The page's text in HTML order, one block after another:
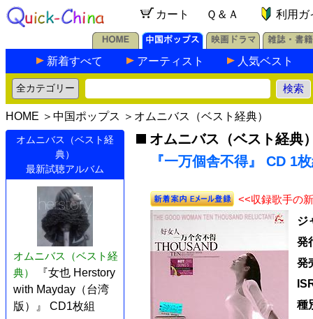
カート Ｑ＆Ａ 利用ガ
新着すべて アーティスト 人気ベスト
HOME ＞ 中国ポップス ＞ オムニバス（ベスト経典）
オムニバス（ベスト経
典）
最新試聴アルバム
オムニバス（ベスト経
典）
『女也 Herstory
with Mayday（台湾
版）』 CD1枚組
オムニバス（ベスト経典
『一万個舎不得』 CD 1
<<収録歌手の
ジ
発
発
種